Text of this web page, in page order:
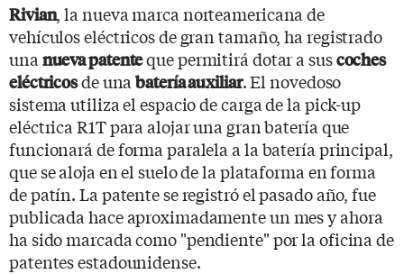
Rivian, la nueva marca norteamericana de
vehículos eléctricos de gran tamaño, ha registrado
una nueva patenteque permitirá dotar a suscoches
eléctricosde unabatería auxiliar. El novedoso
sistema utiliza el espacio de carga de la pick-up
eléctrica R1T para alojar una gran batería que
funcionará de forma paralela a la batería principal,
que se aloja en el suelo de la plataforma en forma
de patín. La patente se registró el pasado año, fue
publicada hace aproximadamente un mes y ahora
ha sido marcada como "pendiente" por la oficina de
patentes estadounidense.